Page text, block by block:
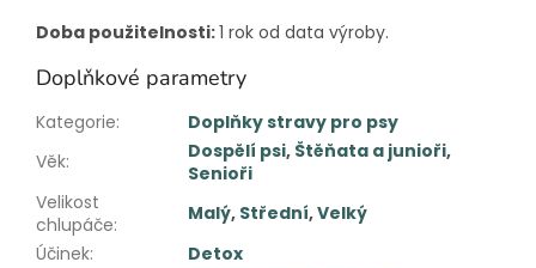
Doba použitelnosti:1 rok od data výroby.
Doplňkové parametry
Kategorie:
Doplňky stravy pro psy
Věk: Dospělí psi, Štěňata a junioři,
Senioři
Velikost
chlupáče: Malý, Střední,Velký
Účinek:
Detox